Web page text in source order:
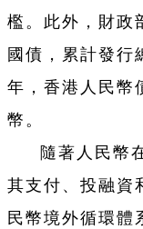
檻。此外，財政
國債，累計發行
年，香港人民幣
幣。
隨著人民幣
其支付、投融資
民幣境外循環體